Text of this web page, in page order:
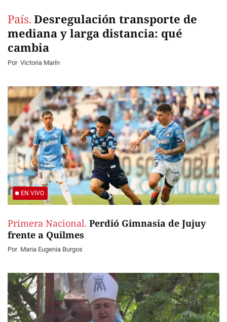
País. Desregulación transporte de
mediana y larga distancia: qué
cambia
Por Victoria Marín
EN VIVO
Primera Nacional. Perdió Gimnasia de Jujuy
frente a Quilmes
Por Maria Eugenia Burgos